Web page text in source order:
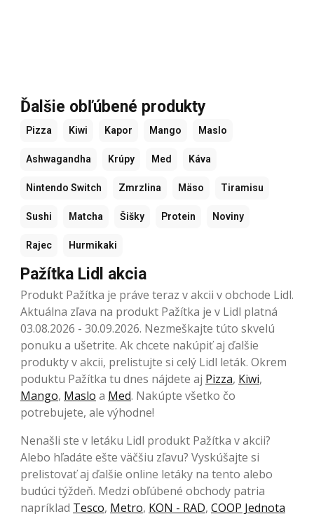
Ďalšie obľúbené produkty
Pizza Kiwi Kapor Mango Maslo
Ashwagandha Krúpy Med Káva
Nintendo Switch Zmrzlina Mäso Tiramisu
Sushi Matcha Šišky Protein Noviny
Rajec Hurmikaki
Pažítka Lidl akcia
Produkt Pažítka je práve teraz v akcii v obchode Lidl.
Aktuálna zľava na produkt Pažítka je v Lidl platná
03.08.2026 - 30.09.2026. Nezmeškajte túto skvelú
ponuku a ušetrite. Ak chcete nakúpiť aj ďalšie
produkty v akcii, prelistujte si celý Lidl leták. Okrem
poduktu Pažítka tu dnes nájdete aj Pizza, Kiwi,
Mango, Maslo a Med. Nakúpte všetko čo
potrebujete, ale výhodne!
Nenašli ste v letáku Lidl produkt Pažítka v akcii?
Alebo hľadáte ešte väčšiu zľavu? Vyskúšajte si
prelistovať aj ďalšie online letáky na tento alebo
budúci týždeň. Medzi obľúbené obchody patria
napríklad Tesco, Metro, KON - RAD, COOP Jednota